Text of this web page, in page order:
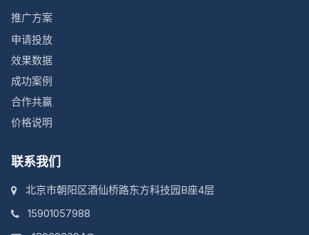
推广方案
申请投放
效果数据
成功案例
合作共赢
价格说明
联系我们
北京市朝阳区酒仙桥路东方科技园B座4层
15901057988